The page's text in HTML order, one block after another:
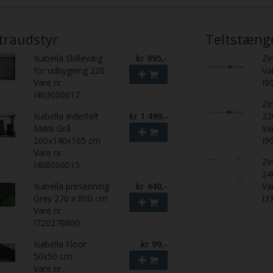
Isabella Skillevæg
for udbygning 220
Vare nr.
I403000617
kr 995,-
Isabella Indertelt
Mørk Grå
200x140x165 cm
Vare nr.
I408000015
kr 1.499,-
Isabella presenning
Grey 270 x 800 cm
Vare nr.
I720270800
kr 440,-
Isabella Floor
50x50 cm
Vare nr.
kr 99,-